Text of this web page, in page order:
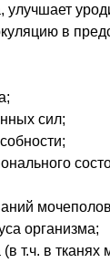
улучшает
в
сил;
в тканях